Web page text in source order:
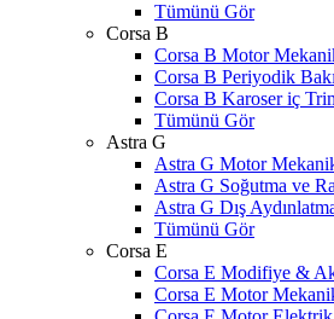
Tümünü Gör
Corsa B
Corsa B Motor
Corsa B Periyodik
Corsa B Karoser iç
Tümünü Gör
Astra G
Astra G Motor
Astra G Soğutma ve
Astra G Dış
Tümünü Gör
Corsa E
Corsa E Modifiye &
Corsa E Motor